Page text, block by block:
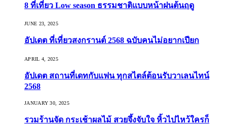
8 ที่เที่ยว Low season ธรรมชาติแบบหน้าฝนต้นฤดู️
JUNE 23, 2025
อัปเดต ที่เที่ยวสงกรานต์ 2568 ฉบับคนไม่อยากเปียก
APRIL 4, 2025
อัปเดต สถานที่เดทกับแฟน ทุกสไตล์ต้อนรับวาเลนไทน์
2568
JANUARY 30, 2025
รวมร้านจัด กระเช้าผลไม้ สวยจึ้งจับใจ หิ้วไปไหว้ใครก็